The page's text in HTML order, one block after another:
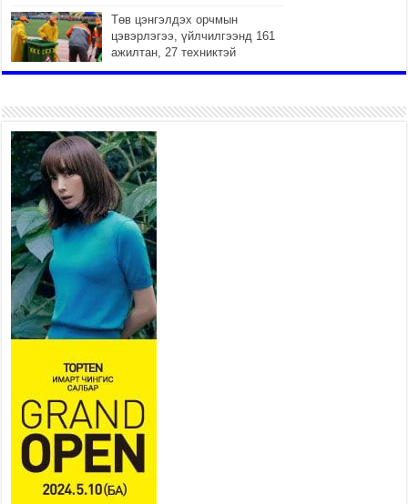
Төв цэнгэлдэх орчмын
цэвэрлэгээ, үйлчилгээнд 161
ажилтан, 27 техниктэй
ажиллаж байна
Наадмын амралтын өдрүүдэд
нийслэлийн эрүүл мэндийн
байгууллагууд дараах
хуваарийн дагуу ажиллана
2026 оны 7 сар 15 / 11 цаг 18 минут
Үндэсний их баяр наадам эхэллээ
2026 оны 7 сар 15 / 11 цаг 14 минут
Үер усны аюулаас сэргийлж, нийслэлийн Онцгой
байдлын газрын 162 алба хаагч үүрэг гүйцэтгэж
байна
2026 оны 7 сар 15 / 11 цаг 07 минут
Үндэсний их сурын харваанд 850 харваач цэц
мэргэнээ сорьж байна
2026 оны 7 сар 15 / 11 цаг 03 минут
Төв цэнгэлдэхийн эргэн тойронд
2026 оны 7 сар 15 / 10 цаг 58 минут
Үндэсний их баяр наадмын шагайн харваа
насанд хүрэгчдийн багийн харваагаар
үргэлжилж байна